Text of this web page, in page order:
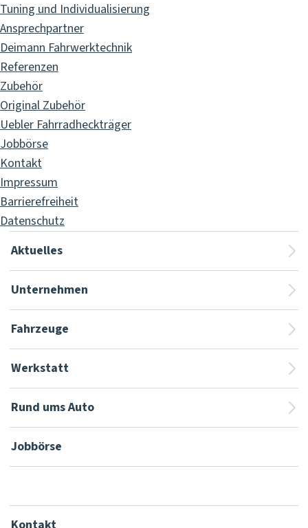
Tuning und Individualisierung
Ansprechpartner
Deimann Fahrwerktechnik
Referenzen
Zubehör
Original Zubehör
Uebler Fahrradheckträger
Jobbörse
Kontakt
Impressum
Barrierefreiheit
Datenschutz
Aktuelles
Unternehmen
Fahrzeuge
Werkstatt
Rund ums Auto
Jobbörse